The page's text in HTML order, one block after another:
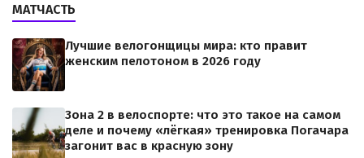
МАТЧАСТЬ
Лучшие велогонщицы мира: кто правит
женским пелотоном в 2026 году
Зона 2 в велоспорте: что это такое на самом
деле и почему «лёгкая» тренировка Погачара
загонит вас в красную зону